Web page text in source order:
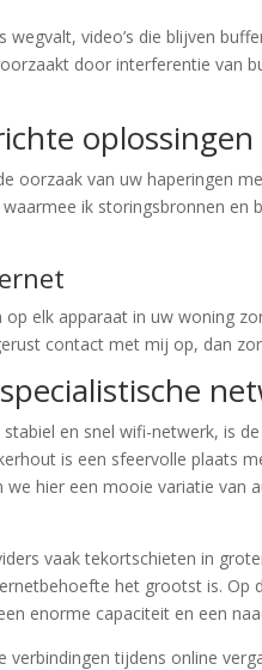
video’s die blijven
door interferentie van
oplossingen
oorzaak van uw haperingen
ik storingsbronnen en
elk apparaat in uw woning
contact met mij op, dan
en snel wifi-netwerk, is
is een sfeervolle plaats
hier een mooie variatie
vaak tekortschieten in
het grootst is. Op
enorme capaciteit en een
verbindingen tijdens online